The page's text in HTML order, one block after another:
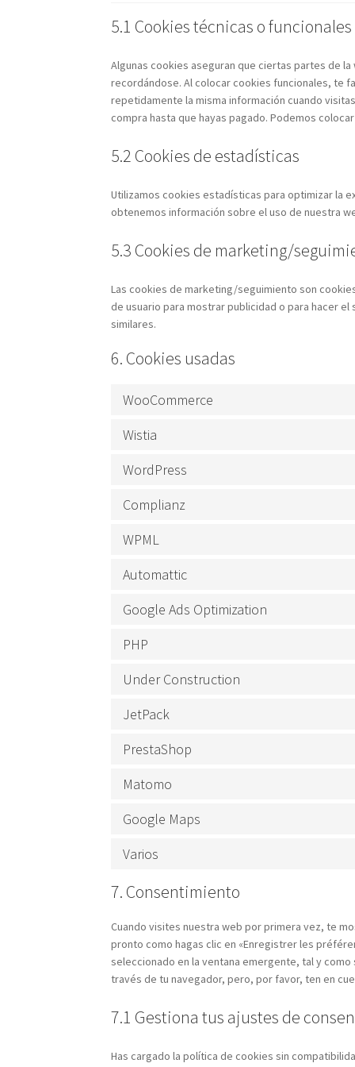
5.1 Cookies técnicas o funcionales
Algunas cookies aseguran que ciertas partes de
recordándose. Al colocar cookies funcionales, te
repetidamente la misma información cuando
compra hasta que hayas pagado. Podemos
5.2 Cookies de estadísticas
Utilizamos cookies estadísticas para optimizar la
obtenemos información sobre el uso de nuestra
5.3 Cookies de marketing/
Las cookies de marketing/seguimiento son
de usuario para mostrar publicidad o para hacer
similares.
6. Cookies usadas
WooCommerce
Wistia
WordPress
Complianz
WPML
Automattic
Google Ads Optimization
PHP
Under Construction
JetPack
PrestaShop
Matomo
Google Maps
Varios
7. Consentimiento
Cuando visites nuestra web por primera vez, te
pronto como hagas clic en «Enregistrer les
seleccionado en la ventana emergente, tal y
través de tu navegador, pero, por favor, ten en
7.1 Gestiona tus ajustes de
Has cargado la política de cookies sin